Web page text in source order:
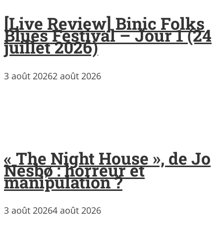
[Live Review] Binic Folks
Blues Festival – Jour 1 (24
juillet 2026)
3 août 20262 août 2026
« The Night House », de Jo
Nesbø : horreur et
manipulation ?
3 août 20264 août 2026